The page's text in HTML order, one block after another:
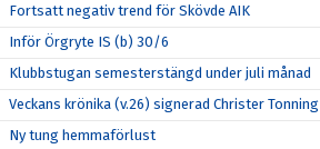
Fortsatt negativ trend för Skövde AIK
Inför Örgryte IS (b) 30/6
Klubbstugan semesterstängd under juli månad
Veckans krönika (v.26) signerad Christer Tonning
Ny tung hemmaförlust